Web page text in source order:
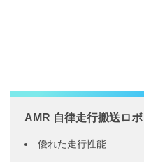
AMR 自律走行搬送ロ
優れた走行性能